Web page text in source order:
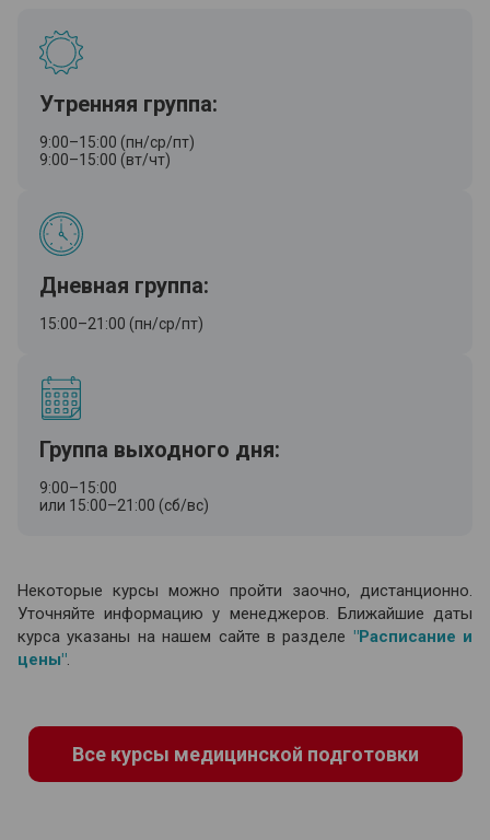
Утренняя группа:
9:00–15:00 (пн/ср/пт)
9:00–15:00 (вт/чт)
Дневная группа:
15:00–21:00 (пн/ср/пт)
Группа выходного дня:
9:00–15:00
или 15:00–21:00 (сб/вс)
Некоторые курсы можно пройти заочно, дистанционно.
Уточняйте информацию у менеджеров. Ближайшие даты
курса указаны на нашем сайте в разделе "Расписание и
цены".
Все курсы медицинской подготовки